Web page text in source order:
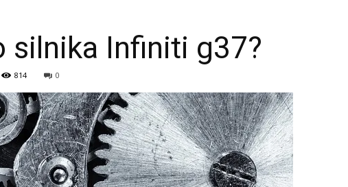
silnika Infiniti g37?
814 0